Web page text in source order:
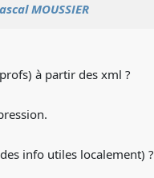
MOUSSIER
à partir des xml ?
info utiles localement) ?